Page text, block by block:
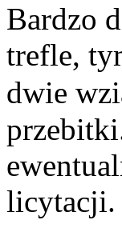
Bardzo
trefle,
dwie
licytacji.